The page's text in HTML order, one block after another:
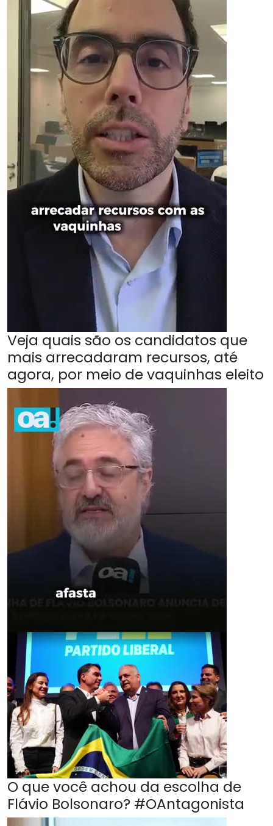
Veja quais são os candidatos que
mais arrecadaram recursos, até
agora, por meio de vaquinhas eleito
O que você achou da escolha de
Flávio Bolsonaro? #OAntagonista